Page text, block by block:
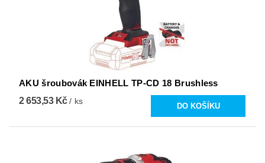
AKU šroubovák EINHELL TP-CD 18 Brushless
2 653,53 Kč/ ks